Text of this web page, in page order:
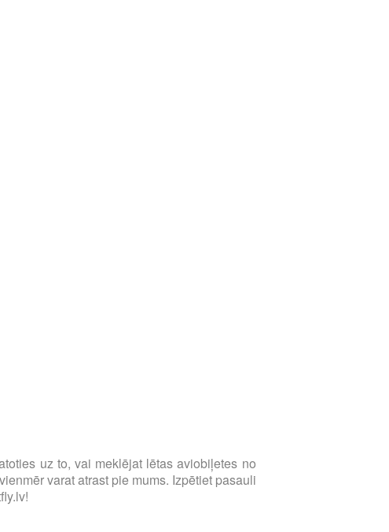
uz to, vai meklējat lētas aviobiļetes no
varat atrast pie mums. Izpētiet pasauli